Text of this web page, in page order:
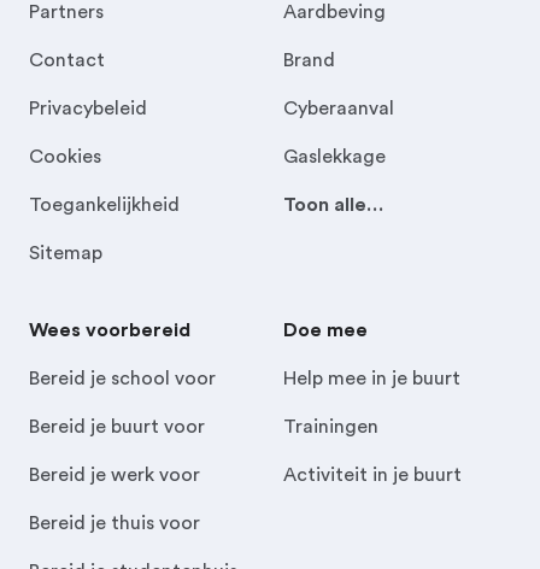
Partners
Contact
Privacybeleid
Cookies
Toegankelijkheid
Sitemap
Aardbeving
Brand
Cyberaanval
Gaslekkage
Toon alle…
Wees voorbereid
Bereid je school voor
Bereid je buurt voor
Bereid je werk voor
Bereid je thuis voor
Doe mee
Help mee in je buurt
Trainingen
Activiteit in je buurt